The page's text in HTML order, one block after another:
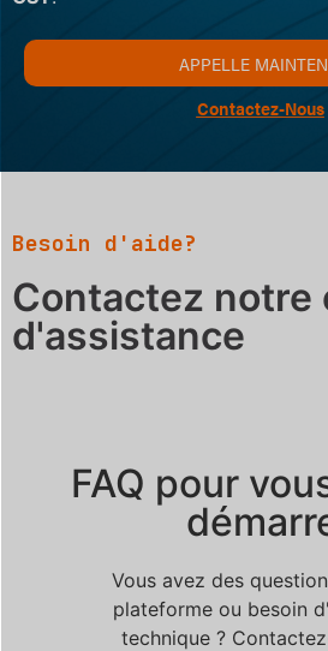
APPELLE
Contactez-Nous
Besoin d'aide?
Contactez notre
d'assistance
FAQ pour
Vous avez des
plateforme ou besoin
technique ?